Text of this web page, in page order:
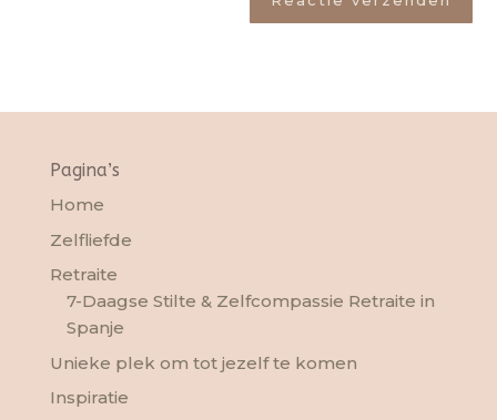
Pagina’s
Home
Zelfliefde
Retraite
7-Daagse Stilte & Zelfcompassie Retraite in
Spanje
Unieke plek om tot jezelf te komen
Inspiratie